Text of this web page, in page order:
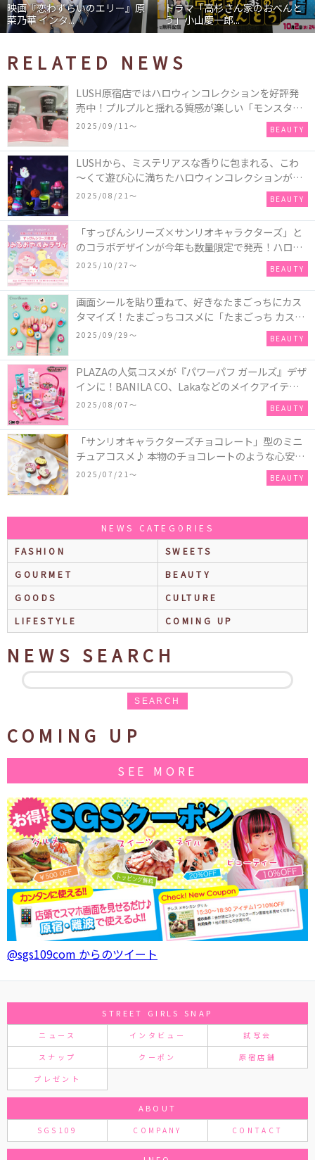
映画『恋わずらいのエリー』原
菜乃華 インタ...
ドラマ「高杉さん家のおべんと
う」小山慶一郎...
RELATED NEWS
LUSH原宿店ではハロウィンコレクションを好評発
売中！プルプルと揺れる質感が楽しい「モンスター
オクトパス」や定番の「ゴースティー」「パンキン
2025/09/11〜 BEAUTY
LUSHから、ミステリアスな香りに包まれる、こわ
～くて遊び心に満ちたハロウィンコレクションが新
発売！頭と胴体に分かれたバスアイテムを組み合わ
せてキャラクターを完成させる新作「モンスター・
マッシュアップ」シリーズなど♪
2025/08/21〜 BEAUTY
「すっぴんシリーズ×サンリオキャラクターズ」と
のコラボデザインが今年も数量限定で発売！ハロー
キティ、ポムポムプリン、ポチャッコ、ハンギョド
2025/10/27〜 BEAUTY
画面シールを貼り重ねて、好きなたまごっちにカス
タマイズ！たまごっちコスメに「たまごっち カスタ
ム!!リップ＆チーク」が新登場
2025/09/29〜 BEAUTY
PLAZAの人気コスメが『パワーパフ ガールズ』デザ
インに！BANILA CO、Lakaなどのメイクアイテム
に、＆honeyやSign+などのヘアアイテム、VTや
2025/08/07〜 BEAUTY
「サンリオキャラクターズチョコレート」型のミニ
チュアコスメ♪ 本物のチョコレートのような心安ら
ぐ香りの保湿バームが登場！
2025/07/21〜 BEAUTY
NEWS CATEGORIES
FASHION
SWEETS
GOURMET
BEAUTY
GOODS
CULTURE
LIFESTYLE
COMING UP
NEWS SEARCH
SEARCH
COMING UP
SEE MORE
@sgs109com からのツイート
STREET GIRLS SNAP
ニュース インタビュー 試写会
スナップ クーポン 原宿店舗
プレゼント
ABOUT
SGS109 COMPANY CONTACT